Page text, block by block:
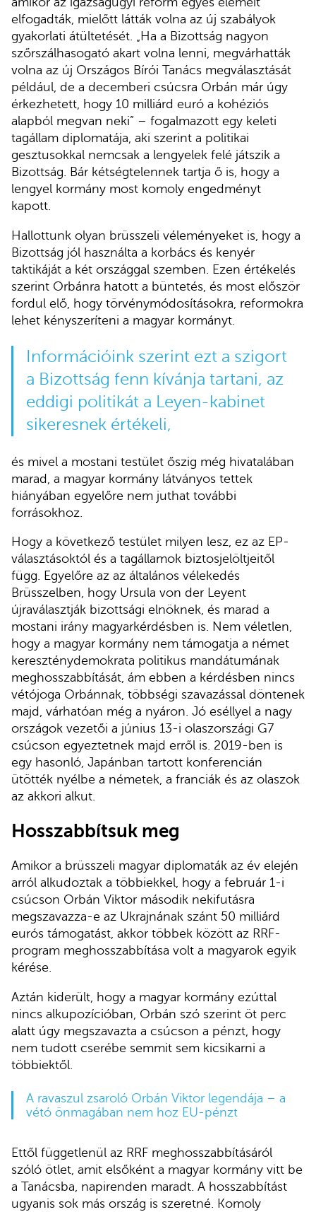
elfogadták, mielőtt látták volna az új szabályok
gyakorlati átültetését. „Ha a Bizottság nagyon
szőrszálhasogató akart volna lenni, megvárhatták
volna az új Országos Bírói Tanács megválasztását
például, de a decemberi csúcsra Orbán már úgy
érkezhetett, hogy 10 milliárd euró a kohéziós
alapból megvan neki” – fogalmazott egy keleti
tagállam diplomatája, aki szerint a politikai
gesztusokkal nemcsak a lengyelek felé játszik a
Bizottság. Bár kétségtelennek tartja ő is, hogy a
lengyel kormány most komoly engedményt
kapott.
Hallottunk olyan brüsszeli véleményeket is, hogy a
Bizottság jól használta a korbács és kenyér
taktikáját a két országgal szemben. Ezen értékelés
szerint Orbánra hatott a büntetés, és most először
fordul elő, hogy törvénymódosításokra, reformokra
lehet kényszeríteni a magyar kormányt.
Információink szerint ezt a szigort
a Bizottság fenn kívánja tartani, az
eddigi politikát a Leyen-kabinet
sikeresnek értékeli,
és mivel a mostani testület őszig még hivatalában
marad, a magyar kormány látványos tettek
hiányában egyelőre nem juthat további
forrásokhoz.
Hogy a következő testület milyen lesz, ez az EP-
választásoktól és a tagállamok biztosjelöltjeitől
függ. Egyelőre az az általános vélekedés
Brüsszelben, hogy Ursula von der Leyent
újraválasztják bizottsági elnöknek, és marad a
mostani irány magyarkérdésben is. Nem véletlen,
hogy a magyar kormány nem támogatja a német
kereszténydemokrata politikus mandátumának
meghosszabbítását, ám ebben a kérdésben nincs
vétójoga Orbánnak, többségi szavazással döntenek
majd, várhatóan még a nyáron. Jó eséllyel a nagy
országok vezetői a június 13-i olaszországi G7
csúcson egyeztetnek majd erről is. 2019-ben is
egy hasonló, Japánban tartott konferencián
ütötték nyélbe a németek, a franciák és az olaszok
az akkori alkut.
Hosszabbítsuk meg
Amikor a brüsszeli magyar diplomaták az év elején
arról alkudoztak a többiekkel, hogy a február 1-i
csúcson Orbán Viktor második nekifutásra
megszavazza-e az Ukrajnának szánt 50 milliárd
eurós támogatást, akkor többek között az RRF-
program meghosszabbítása volt a magyarok egyik
kérése.
Aztán kiderült, hogy a magyar kormány ezúttal
nincs alkupozícióban, Orbán szó szerint öt perc
alatt úgy megszavazta a csúcson a pénzt, hogy
nem tudott cserébe semmit sem kicsikarni a
többiektől.
A ravaszul zsaroló Orbán Viktor legendája – a
vétó önmagában nem hoz EU-pénzt
Ettől függetlenül az RRF meghosszabbításáról
szóló ötlet, amit elsőként a magyar kormány vitt be
a Tanácsba, napirenden maradt. A hosszabbítást
ugyanis sok más ország is szeretné. Komoly